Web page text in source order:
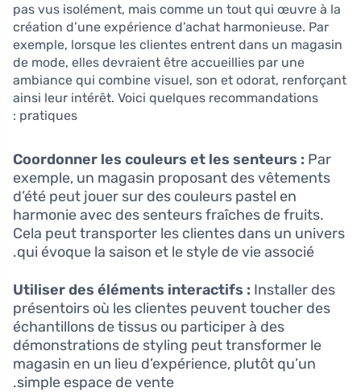
pas vus isolément, mais comme un tout qui œuvre à la
création d’une expérience d’achat harmonieuse. Par
exemple, lorsque les clientes entrent dans un magasin
de mode, elles devraient être accueillies par une
ambiance qui combine visuel, son et odorat, renforçant
ainsi leur intérêt. Voici quelques recommandations
pratiques :
Coordonner les couleurs et les senteurs : Par
exemple, un magasin proposant des vêtements
d’été peut jouer sur des couleurs pastel en
harmonie avec des senteurs fraîches de fruits.
Cela peut transporter les clientes dans un univers
qui évoque la saison et le style de vie associé.
Utiliser des éléments interactifs : Installer des
présentoirs où les clientes peuvent toucher des
échantillons de tissus ou participer à des
démonstrations de styling peut transformer le
magasin en un lieu d’expérience, plutôt qu’un
simple espace de vente.